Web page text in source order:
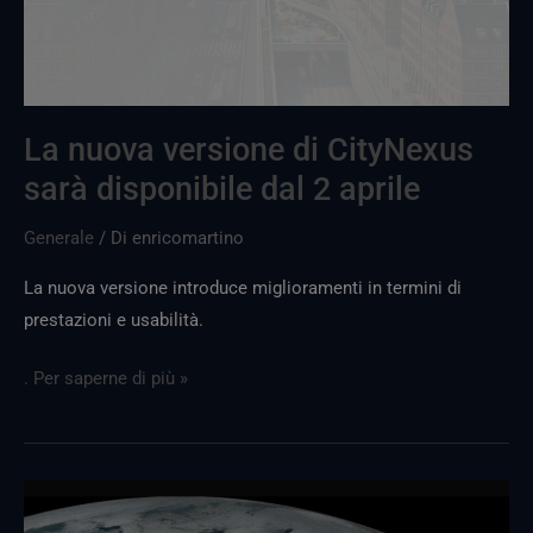
La nuova versione di CityNexus
sarà disponibile dal 2 aprile
Generale / Di enricomartino
La nuova versione introduce miglioramenti in termini di
prestazioni e usabilità.
. Per saperne di più »
versione